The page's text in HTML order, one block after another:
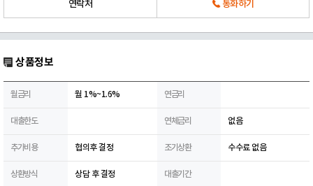
연락처 통화하기
상품정보
월금리 월 1%~1.6% 연금리
대출한도 연체금리 없음
추가비용 협의후 결정 조기상환 수수료 없음
상환방식 상담 후 결정 대출기간